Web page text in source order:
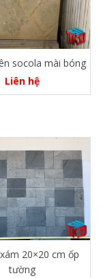
socola mài bóng
Liên hệ
20×20 cm ốp
tường